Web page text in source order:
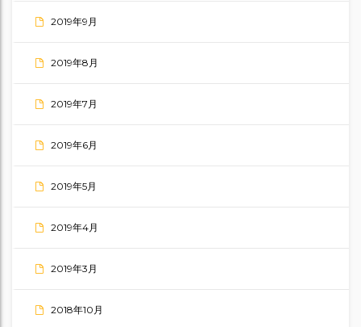
2019年9月
2019年8月
2019年7月
2019年6月
2019年5月
2019年4月
2019年3月
2018年10月